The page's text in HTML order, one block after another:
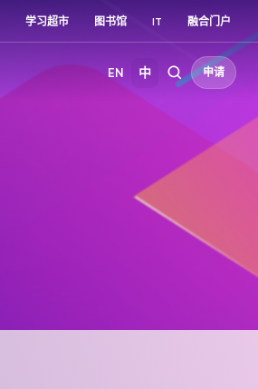
学习超市 图书馆 IT 融合门户
EN 中 申请